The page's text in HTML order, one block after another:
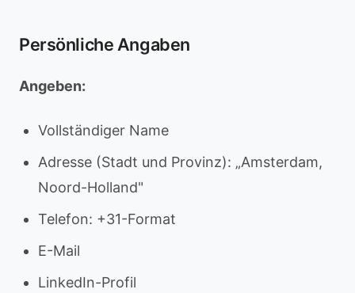
Persönliche Angaben
Angeben:
Vollständiger Name
Adresse (Stadt und Provinz): „Amsterdam,
Noord-Holland"
Telefon: +31-Format
E-Mail
LinkedIn-Profil